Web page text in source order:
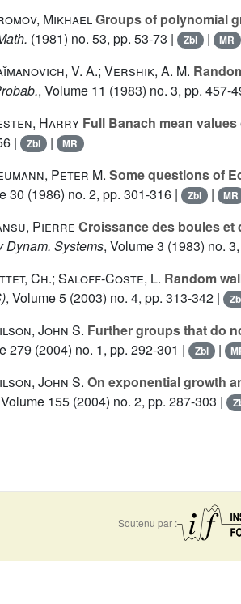
MikhaelGroups of polynomial
(1981) no. 53, pp. 53-73 | Zbl | MR
V. A.; Vershik, A. M.
, Volume 11 (1983) no. 3, pp. 457-
Harry Full Banach mean
|
Zbl | MR
Peter M. Some questions of
30 (1986) no. 2, pp. 301-316 | Zbl | MR
Pierre Croissance des boules et
Dynam. Systems, Volume 3 (1983) no.
Ch.; Saloff-Coste, L. Random
, Volume 5 (2003) no. 4, pp. 313-342 |
John S. Further groups that do
279 (2004) no. 1, pp. 292-301 | Zbl |
John S. On exponential growth
155 (2004) no. 2, pp. 287-303 |
Soutenu par :